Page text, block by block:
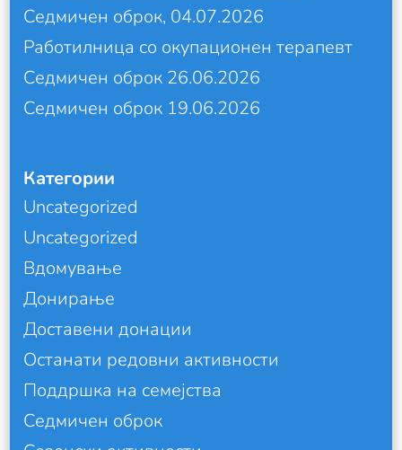
Седмичен оброк, 04.07.2026
Работилница со окупационен терапевт
Седмичен оброк 26.06.2026
Седмичен оброк 19.06.2026
Категории
Uncategorized
Uncategorized
Вдомување
Донирање
Доставени донации
Останати редовни активности
Поддршка на семејства
Седмичен оброк